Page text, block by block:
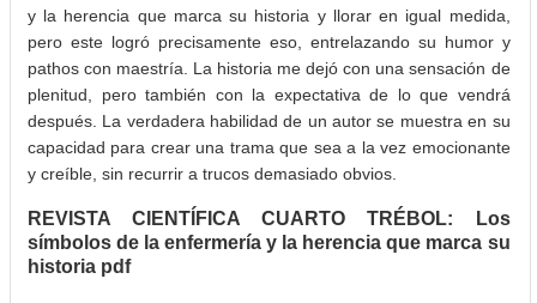
y la herencia que marca su historia y llorar en igual medida,
pero este logró precisamente eso, entrelazando su humor y
pathos con maestría. La historia me dejó con una sensación de
plenitud, pero también con la expectativa de lo que vendrá
después. La verdadera habilidad de un autor se muestra en su
capacidad para crear una trama que sea a la vez emocionante
y creíble, sin recurrir a trucos demasiado obvios.
REVISTA CIENTÍFICA CUARTO TRÉBOL: Los
símbolos de la enfermería y la herencia que marca su
historia pdf